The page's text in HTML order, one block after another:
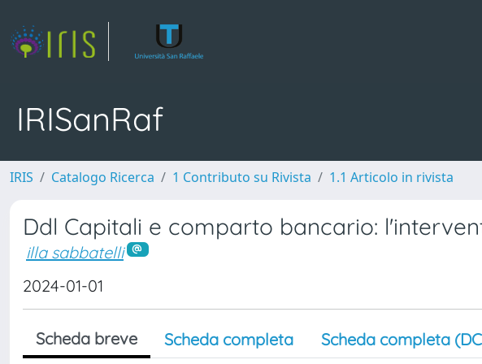
IRISanRaf
IRIS Catalogo Ricerca 1 Contributo su Rivista 1.1 Articolo in rivista
Ddl Capitali e comparto bancario:
illa sabbatelli
2024-01-01
Scheda breve Scheda completa Scheda completa